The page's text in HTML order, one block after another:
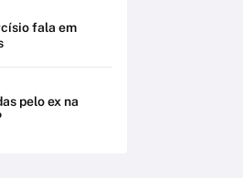
fala em
pelo ex na